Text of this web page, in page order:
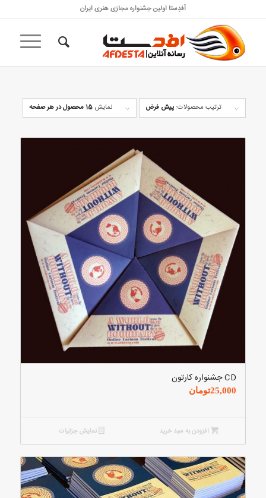
اَفدِستا اولین جشنواره مجازی هنری ایران
ترتیب محصولات: پیش فرض نمایش 15 محصول در هر صفحه
CD جشنواره کارتون
25,000تومان
افزودن به سبد خرید نمایش جزئیات